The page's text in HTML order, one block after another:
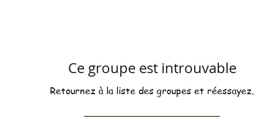
Ce groupe est introuvable
Retournez à la liste des groupes et réessayez.